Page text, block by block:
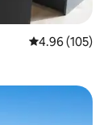
Calificación
4.96 (105)